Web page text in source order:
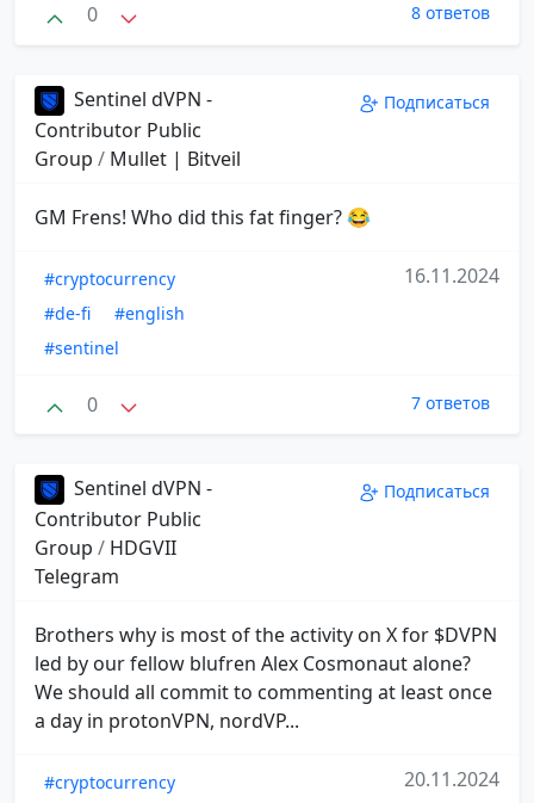
0 8 ответов
Sentinel dVPN -
Contributor Public
Group / Mullet | Bitveil
Подписаться
GM Frens! Who did this fat finger? 😂
#cryptocurrency
#de-fi
#english
#sentinel
16.11.2024
0 7 ответов
Sentinel dVPN -
Contributor Public
Group / HDGVII
Telegram
Подписаться
Brothers why is most of the activity on X for $DVPN
led by our fellow blufren Alex Cosmonaut alone?
We should all commit to commenting at least once
a day in protonVPN, nordVP...
#cryptocurrency
20.11.2024